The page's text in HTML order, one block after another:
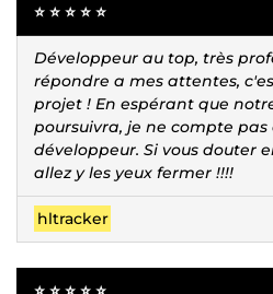
⭐ ⭐ ⭐ ⭐ ⭐
Développeur au top, très
répondre a mes attentes,
projet ! En espérant que
poursuivra, je ne compte
développeur. Si vous douter
allez y les yeux fermer !!!!
hltracker